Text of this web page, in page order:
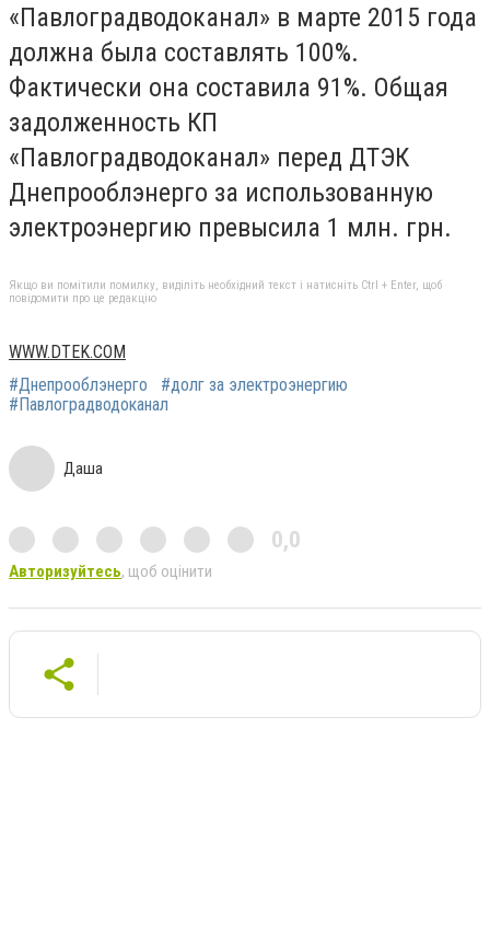
«Павлоградводоканал» в марте 2015 года
должна была составлять 100%.
Фактически она составила 91%. Общая
задолженность КП
«Павлоградводоканал» перед ДТЭК
Днепрооблэнерго за использованную
электроэнергию превысила 1 млн. грн.
Якщо ви помітили помилку, виділіть необхідний текст і натисніть Ctrl + Enter, щоб
повідомити про це редакцію
WWW.DTEK.COM
#Днепрооблэнерго
#долг за электроэнергию
#Павлоградводоканал
Даша
0,0
Авторизуйтесь, щоб оцінити